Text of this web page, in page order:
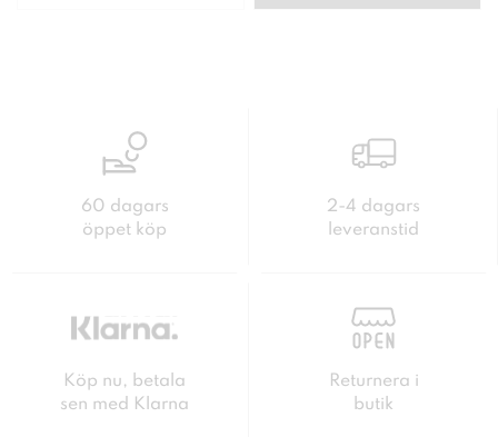
60 dagars
öppet köp
2-4 dagars
leveranstid
Köp nu, betala
sen med Klarna
Returnera i
butik